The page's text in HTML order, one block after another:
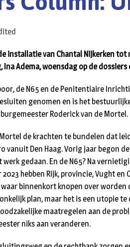
de installatie van Chantal Nijkerken
Ina Adema, woensdag op de
de N65 en de Penitentiaire
genomen en is het
Roderick van de Mortel.
de krachten te bundelen dat
vanuit Den Haag. Vorig jaar begon
gedaan. En de N65? Na
2023 hebben Rijk, provincie, Vught
binnenkort knopen over worden
plan, maar het is een utopie
maatregelen aan de
niks aan veranderen.